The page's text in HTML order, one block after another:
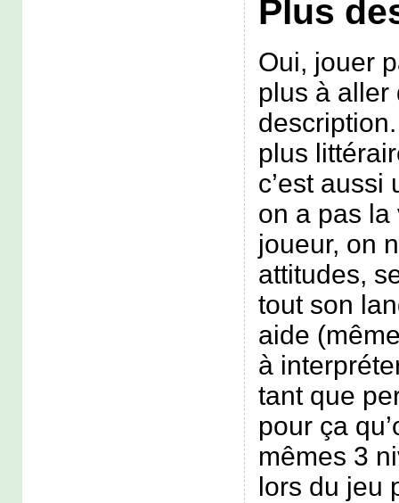
Plus
Oui, jouer
plus à aller
plus
c’est aussi
on a pas la
joueur, on
attitudes,
tout son
aide
à
tant que
pour ça
mêmes 3
lors du jeu